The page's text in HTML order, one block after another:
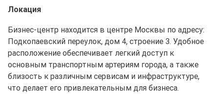
Локация
Бизнес-центр находится в центре Москвы по адресу:
Подкопаевский переулок, дом 4, строение 3. Удобное
расположение обеспечивает легкий доступ к
основным транспортным артериям города, а также
близость к различным сервисам и инфраструктуре,
что делает его привлекательным для бизнеса.